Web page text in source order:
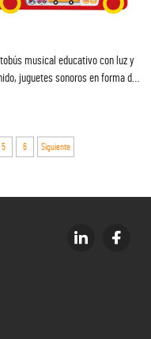
musical educativo con luz y
juguetes sonoros en forma de
5 6 Siguiente